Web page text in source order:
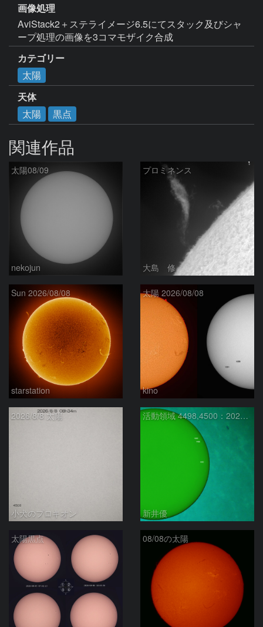
画像処理
AviStack2＋ステライメージ6.5にてスタック及びシャ
ープ処理の画像を3コマモザイク合成
カテゴリー
太陽
天体
太陽
黒点
関連作品
太陽08/09
nekojun
プロミネンス
大島 修
Sun 2026/08/08
starstation
太陽 2026/08/08
kino
2026/8/8 太陽
小犬のプロキオン
活動領域 4498,4500：2026/08/08
新井優
太陽黒点 08/08の太陽